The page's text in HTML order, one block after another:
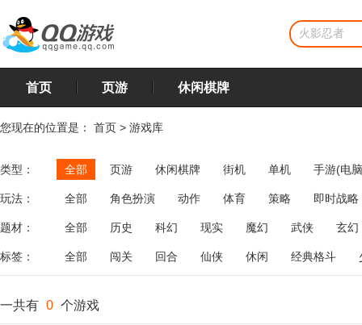
首页 页游 休闲棋牌
您现在的位置是： 首页 > 游戏库
类型： 全部 页游 休闲棋牌 街机 单机 手游(电
玩法： 全部 角色扮演 动作 体育 策略
即时战略
飞行
恋爱 第三人称射击 棋类 牌类 麻将
题材： 全部 历史 科幻 现实 魔幻 武侠 玄幻
标签： 全部 闯关 回合 仙侠 休闲 经典格斗
一共有 0 个游戏